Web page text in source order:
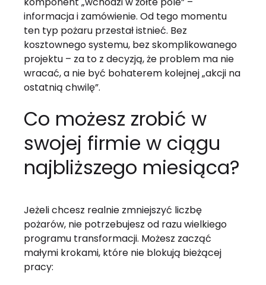
informacja i zamówienie. Od tego momentu
ten typ pożaru przestał istnieć. Bez
kosztownego systemu, bez skomplikowanego
projektu – za to z decyzją, że problem ma nie
wracać, a nie być bohaterem kolejnej „akcji na
ostatnią chwilę”.
Co możesz zrobić w
swojej firmie w ciągu
najbliższego miesiąca?
Jeżeli chcesz realnie zmniejszyć liczbę
pożarów, nie potrzebujesz od razu wielkiego
programu transformacji. Możesz zacząć
małymi krokami, które nie blokują bieżącej
pracy: